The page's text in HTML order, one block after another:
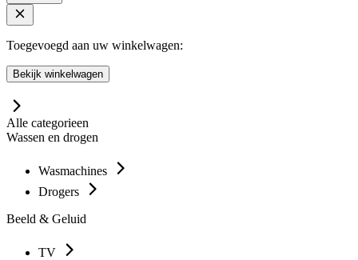
Toegevoegd aan uw winkelwagen:
Bekijk winkelwagen
Alle categorieen
Wassen en drogen
Wasmachines
Drogers
Beeld & Geluid
TV